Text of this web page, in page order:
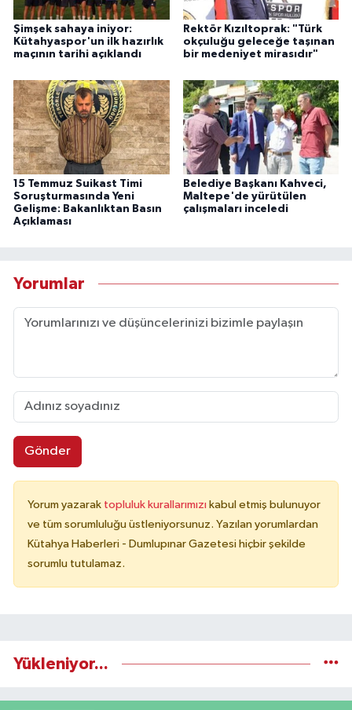
Şimşek sahaya iniyor:
Kütahyaspor'un ilk hazırlık
maçının tarihi açıklandı
Rektör Kızıltoprak: "Türk
okçuluğu geleceğe taşınan
bir medeniyet mirasıdır"
15 Temmuz Suikast Timi
Soruşturmasında Yeni
Gelişme: Bakanlıktan Basın
Açıklaması
Belediye Başkanı Kahveci,
Maltepe'de yürütülen
çalışmaları inceledi
Yorumlar
Gönder
Yorum yazarak topluluk kurallarımızı kabul etmiş bulunuyor
ve tüm sorumluluğu üstleniyorsunuz. Yazılan yorumlardan
Kütahya Haberleri - Dumlupınar Gazetesi hiçbir şekilde
sorumlu tutulamaz.
Yükleniyor...